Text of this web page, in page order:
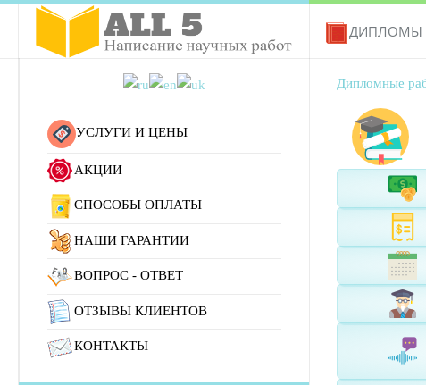
ДИПЛОМЫ
Дипломные
УСЛУГИ И ЦЕНЫ
АКЦИИ
СПОСОБЫ ОПЛАТЫ
НАШИ ГАРАНТИИ
ВОПРОС - ОТВЕТ
ОТЗЫВЫ КЛИЕНТОВ
КОНТАКТЫ